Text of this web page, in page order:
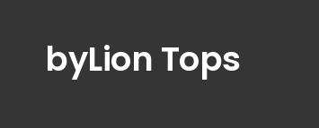
byLion Tops